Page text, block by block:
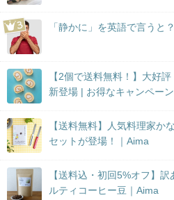
「静かに」を英語で言うと？
【2個で送料無料！】大好
新登場 | お得なキャンペー
【送料無料】人気料理家か
セットが登場！｜Aima
【送料込・初回5%オフ】
ルティコーヒー豆｜Aima